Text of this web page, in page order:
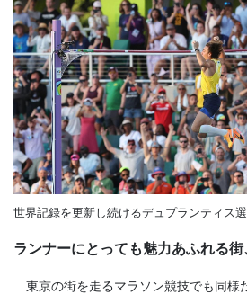
世界記録を更新し続けるデュプランティス
ランナーにとっても魅力あふれる街
東京の街を走るマラソン競技でも同様